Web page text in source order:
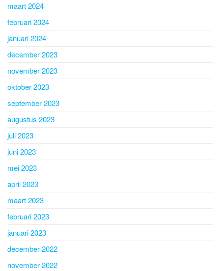
maart 2024
februari 2024
januari 2024
december 2023
november 2023
oktober 2023
september 2023
augustus 2023
juli 2023
juni 2023
mei 2023
april 2023
maart 2023
februari 2023
januari 2023
december 2022
november 2022